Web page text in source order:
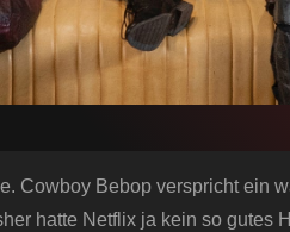
Cowboy Bebop verspricht ein
hatte Netflix ja kein so gutes